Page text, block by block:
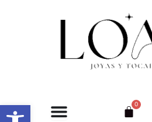
Abrir barra de herramientas 0